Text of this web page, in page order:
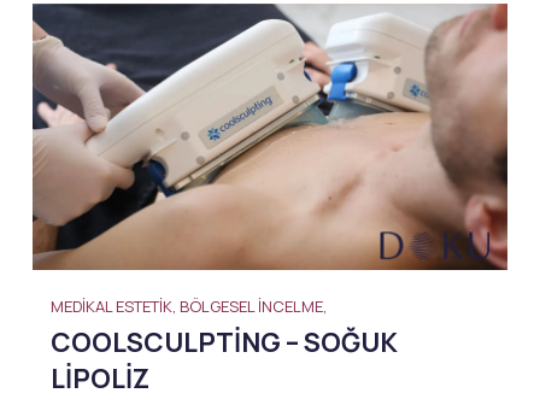
MEDIKAL ESTETIK, BÖLGESEL İNCELME,
COOLSCULPTING – SOĞUK
LIPOLIZ